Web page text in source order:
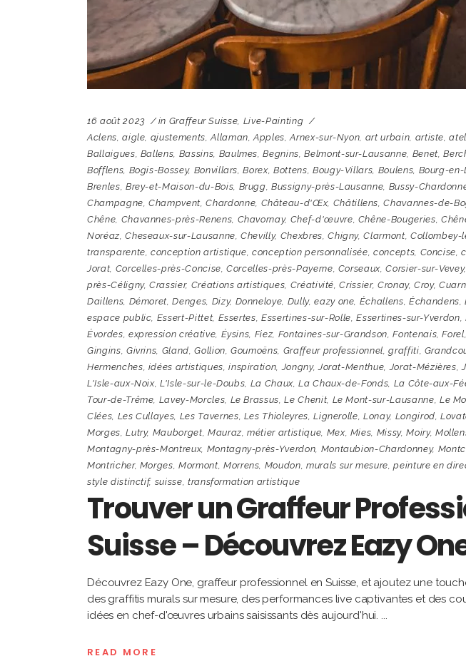
16 août 2023 in Graffeur Suisse, Live-Painting
Aclens,aigle, ajustements,Allaman,Apples,Arnex-sur-Nyon, art urbain, artiste,
Ballaigues, Ballens, Bassins, Baulmes,Begnins,Belmont-sur-Lausanne, Benet,
Bofflens, Bogis-Bossey, Bonvillars,Borex,Bottens, Bougy-Villars, Boulens, Bourg-
Brenles, Brey-et-Maison-du-Bois, Brugg,Bussigny-près-Lausanne, Bussy-
Champagne,Champvent,Chardonne, Château-d'Œx, Châtillens,Chavannes-de-
Chêne, Chavannes-près-Renens, Chavornay, Chef-d'œuvre, Chêne-Bougeries,
Noréaz,Cheseaux-sur-Lausanne,Chevilly, Chexbres,Chigny,Clarmont, Collombey-
transparente,conception artistique,conception personnalisée,concepts, Concise,
Jorat, Corcelles-près-Concise,Corcelles-près-Payerne, Corseaux,Corsier-sur-Vevey,
près-Céligny,Crassier, Créations artistiques, Créativité,Crissier, Cronay,Croy,
Daillens, Démoret,Denges, Dizy, Donneloye, Dully,eazy one, Échallens, Échandens,
espace public, Essert-Pittet, Essertes,Essertines-sur-Rolle,Essertines-sur-Yverdon,
Évordes, expression créative, Éysins, Fiez, Fontaines-sur-Grandson,Fontenais,Forel
Gingins, Givrins, Gland,Gollion,Goumoëns, Graffeur professionnel,graffiti,
Hermenches, idées artistiques,inspiration,Jongny,Jorat-Menthue,Jorat-Mézières,
L'Isle-aux-Noix,L'Isle-sur-le-Doubs, La Chaux,La Chaux-de-Fonds, La Côte-aux-
Tour-de-Trême, Lavey-Morcles, Le Brassus,Le Chenit, Le Mont-sur-Lausanne, Le
Clées, Les Cullayes, Les Tavernes, Les Thioleyres,Lignerolle,Lonay, Longirod,
Morges,Lutry, Mauborget, Mauraz,métier artistique, Mex, Mies, Missy,Moiry,
Montagny-près-Montreux, Montagny-près-Yverdon, Montaubion-Chardonney,
Montricher, Morges,Mormont, Morrens, Moudon,murals sur mesure,peinture en
style distinctif, suisse, transformation artistique
Trouver un Graffeur
Suisse – Découvrez Eazy
Découvrez Eazy One, graffeur professionnel en Suisse, et ajoutez une
des graffitis murals sur mesure, des performances live captivantes et des
idées en chef-d'œuvres urbains saisissants dès aujourd'hui.
READ MORE